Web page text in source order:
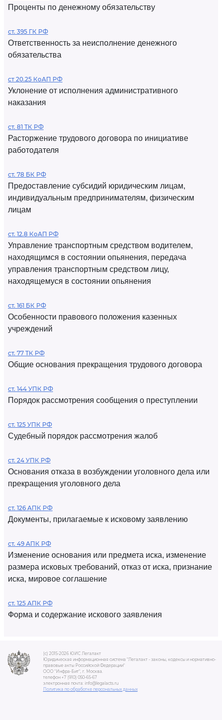
Проценты по денежному обязательству
ст. 395 ГК РФ
Ответственность за неисполнение денежного
обязательства
ст 20.25 КоАП РФ
Уклонение от исполнения административного
наказания
ст. 81 ТК РФ
Расторжение трудового договора по инициативе
работодателя
ст. 78 БК РФ
Предоставление субсидий юридическим лицам,
индивидуальным предпринимателям, физическим
лицам
ст. 12.8 КоАП РФ
Управление транспортным средством водителем,
находящимся в состоянии опьянения, передача
управления транспортным средством лицу,
находящемуся в состоянии опьянения
ст. 161 БК РФ
Особенности правового положения казенных
учреждений
ст. 77 ТК РФ
Общие основания прекращения трудового договора
ст. 144 УПК РФ
Порядок рассмотрения сообщения о преступлении
ст. 125 УПК РФ
Судебный порядок рассмотрения жалоб
ст. 24 УПК РФ
Основания отказа в возбуждении уголовного дела или
прекращения уголовного дела
ст. 126 АПК РФ
Документы, прилагаемые к исковому заявлению
ст. 49 АПК РФ
Изменение основания или предмета иска, изменение
размера исковых требований, отказ от иска, признание
иска, мировое соглашение
ст. 125 АПК РФ
Форма и содержание искового заявления
(c) 2015-2026 ЮИС Легалакт
Юридическая информационная система "Легалакт - законы, кодексы и нормативно-
правовые акты Российской Федерации"
ООО "Инфра-Бит", г. Москва.
телефон +7 (910) 050-65-67
электронная почта: info@legalacts.ru
Политика по обработке персональных данных